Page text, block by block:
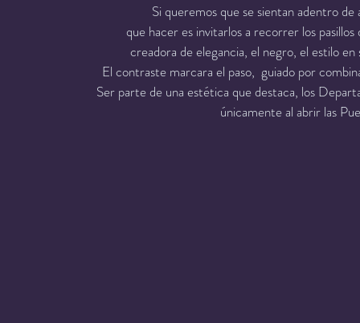
Si queremos que se sientan adentro
que hacer es invitarlos a recorrer los
creadora de elegancia, el negro, el estilo
El contraste marcara el paso,  guiado por
Ser parte de una estética que destaca, los
únicamente al abrir las